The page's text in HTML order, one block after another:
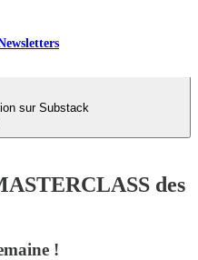
sur Substack
des
!